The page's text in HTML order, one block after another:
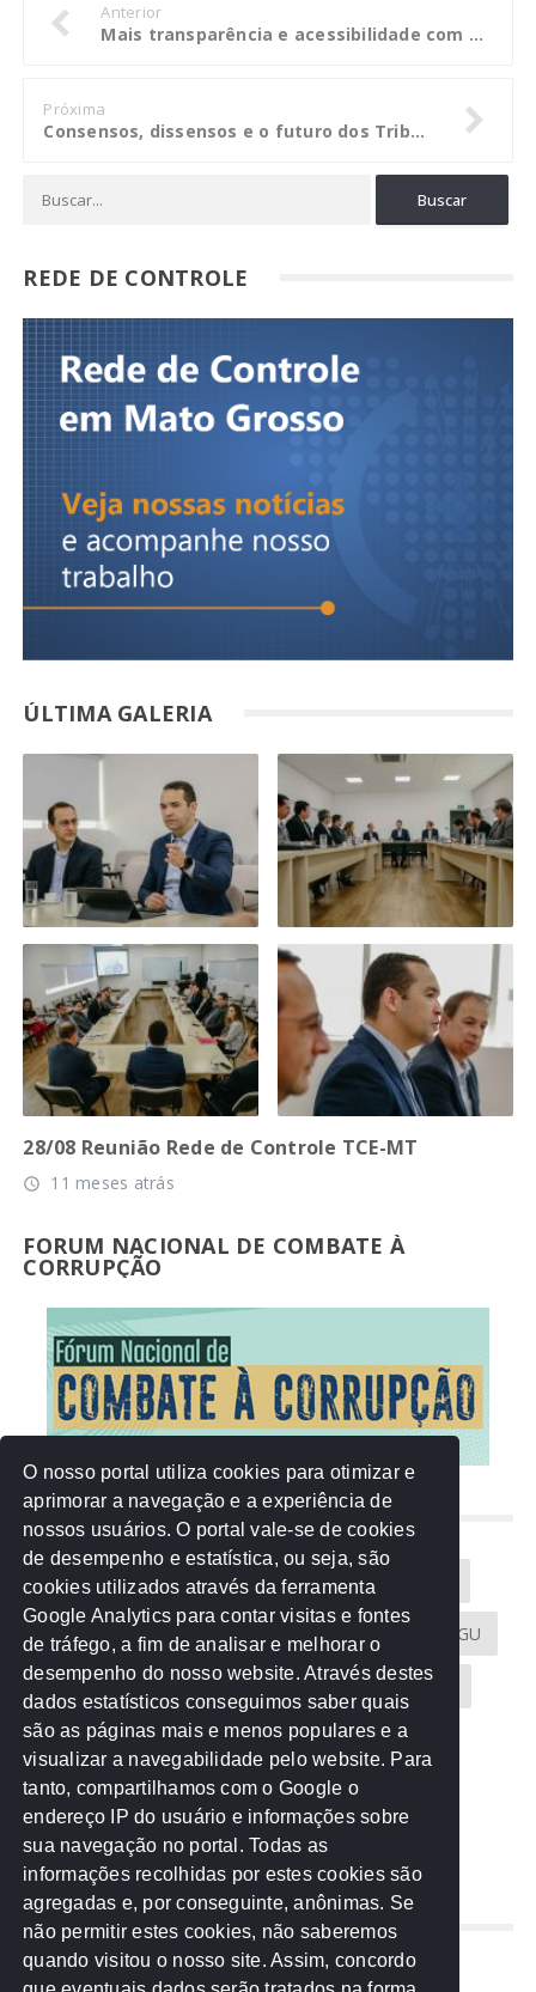
Anterior
Mais transparência e acessibilidade com novo portal do TCE-ES
Próxima
Consensos, dissensos e o futuro dos Tribunais de Contas
REDE DE CONTROLE
ÚLTIMA GALERIA
28/08 Reunião Rede de Controle TCE-MT
access_time 11 meses atrás
FORUM NACIONAL DE COMBATE À
CORRUPÇÃO
NUVEM DE TAGS
Acontece na Rede AGU AMM
Atricon Audicom CAU-MT CGU
CREA-MT Eventos MPC-MT MPE-MT
MPF Notícias PF PGE-MT PGR
Receita Federal Sem categoria
TCE-MT TCU TRE
REDE NOS ESTADOS
Mato Grosso do Sul
O nosso portal utiliza cookies para otimizar e
aprimorar a navegação e a experiência de
nossos usuários. O portal vale-se de cookies
de desempenho e estatística, ou seja, são
cookies utilizados através da ferramenta
Google Analytics para contar visitas e fontes
de tráfego, a fim de analisar e melhorar o
desempenho do nosso website. Através destes
dados estatísticos conseguimos saber quais
são as páginas mais e menos populares e a
visualizar a navegabilidade pelo website. Para
tanto, compartilhamos com o Google o
endereço IP do usuário e informações sobre
sua navegação no portal. Todas as
informações recolhidas por estes cookies são
agregadas e, por conseguinte, anônimas. Se
não permitir estes cookies, não saberemos
quando visitou o nosso site. Assim, concordo